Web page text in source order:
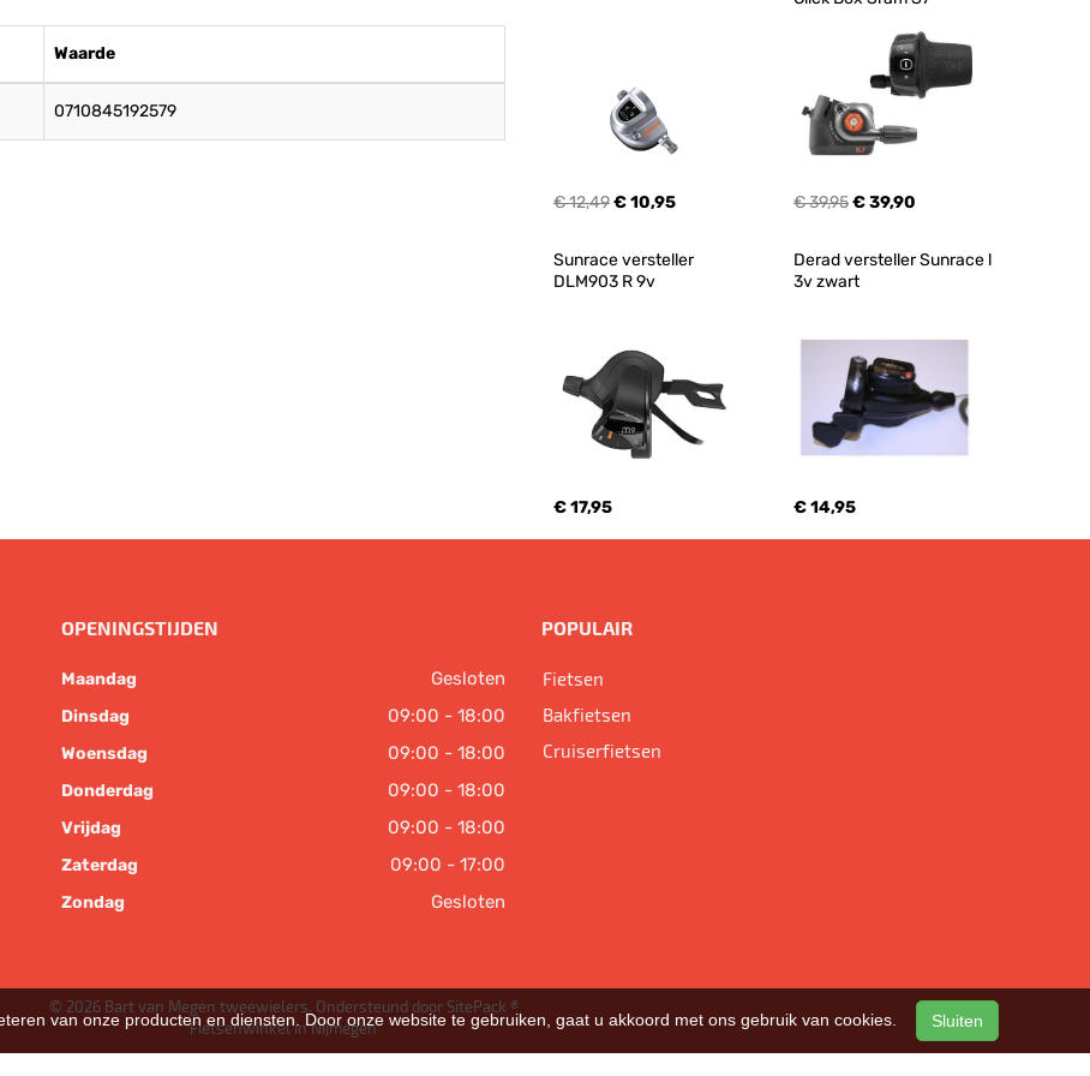
Waarde
0710845192579
€ 12,49€ 10,95 € 39,95€ 39,90
Sunrace versteller
DLM903 R 9v
€ 17,95
Derad versteller Sunrace l
3v zwart
€ 14,95
OPENINGSTIJDEN
Maandag Gesloten
Dinsdag 09:00 - 18:00
Woensdag 09:00 - 18:00
Donderdag 09:00 - 18:00
Vrijdag 09:00 - 18:00
Zaterdag 09:00 - 17:00
Zondag Gesloten
POPULAIR
Fietsen
Bakfietsen
Cruiserfietsen
© 2026 Bart van Megen tweewielers. Ondersteund door SitePack ®
Fietsenwinkel in Nijmegen
van onze producten en diensten. Door onze website te gebruiken, gaat u akkoord met ons gebruik van cookies. Sluiten